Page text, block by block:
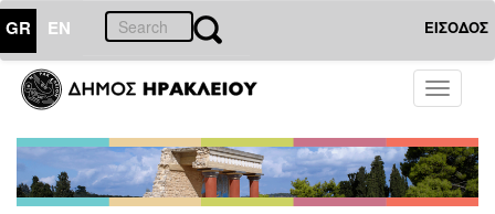
GR EN ΕΙΣΟΔΟΣ
Toggle
ΔΗΜΟΣ
Δελτία
Τύπου
Αρχείο